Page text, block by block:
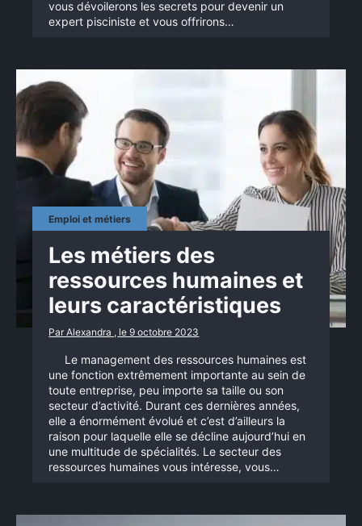
vous dévoilerons les secrets pour devenir un
expert pisciniste et vous offrirons…
Emploi et métiers
Les métiers des
ressources humaines et
leurs caractéristiques
Par Alexandra , le 9 octobre 2023
Le management des ressources humaines est
une fonction extrêmement importante au sein de
toute entreprise, peu importe sa taille ou son
secteur d’activité. Durant ces dernières années,
elle a énormément évolué et c’est d’ailleurs la
raison pour laquelle elle se décline aujourd’hui en
une multitude de spécialités. Le secteur des
ressources humaines vous intéresse, vous…